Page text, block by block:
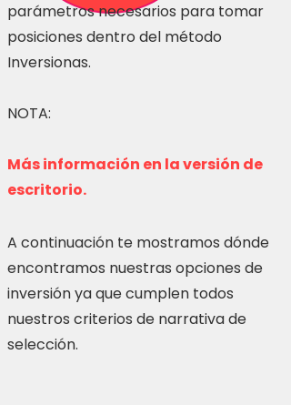
parámetros necesarios para tomar
posiciones dentro del método
Inversionas.
NOTA:
Más información en la versión de
escritorio.
A continuación te mostramos dónde
encontramos nuestras opciones de
inversión ya que cumplen todos
nuestros criterios de narrativa de
selección.